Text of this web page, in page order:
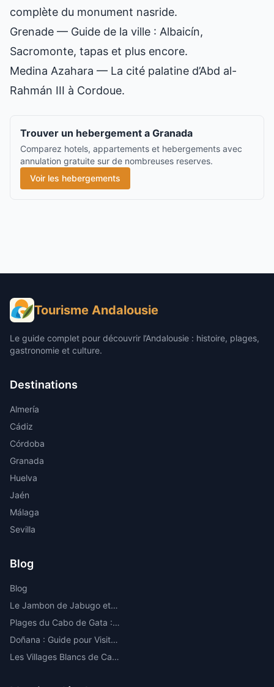
complète du monument nasride.
Grenade — Guide de la ville : Albaicín,
Sacromonte, tapas et plus encore.
Medina Azahara — La cité palatine d’Abd al-
Rahmán III à Cordoue.
Trouver un hebergement a Granada
Comparez hotels, appartements et hebergements avec
annulation gratuite sur de nombreuses reserves.
Voir les hebergements
Tourisme Andalousie
Le guide complet pour découvrir l’Andalousie : histoire, plages,
gastronomie et culture.
Destinations
Almería
Cádiz
Córdoba
Granada
Huelva
Jaén
Málaga
Sevilla
Blog
Blog
Le Jambon de Jabugo et la Route de l'Ibérique dans la Sierra de Huelva
Plages du Cabo de Gata : Les Meilleures Criques et Plages Vierges d'Almería
Doñana : Guide pour Visiter le Parc National le Plus Important d'Europe
Les Villages Blancs de Cadix : Route par les Plus Beaux